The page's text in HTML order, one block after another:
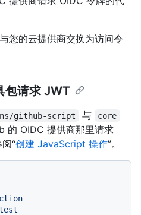
您的云提供商交换为访问令
包请求 JWT
github-script 与 core
的 OIDC 提供商那里请求
“创建 JavaScript 操作”。